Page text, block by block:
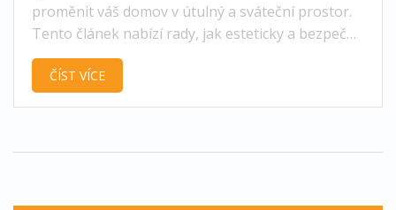
proměnit váš domov v útulný a sváteční prostor.
Tento článek nabízí rady, jak esteticky a bezpečně
integrovat svíčky do tradičního vánočního dekoru.
Zajištění rovnováhy mezi vzhledem, bezpečností a
ČÍST VÍCE